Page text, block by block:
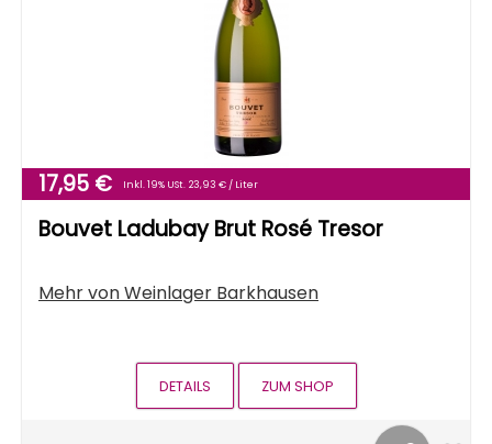
17,95 € Inkl. 19% USt. 23,93 € / Liter
Bouvet Ladubay Brut Rosé Tresor
Mehr vonWeinlager Barkhausen
DETAILS ZUM SHOP